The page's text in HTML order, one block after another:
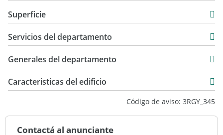
Venta
USD 96.000
Superficie
Servicios del departamento
Generales del departamento
Caracteristicas del edificio
Entre Medianeras
Código de aviso: 3RGY_345
Contactá al anunciante